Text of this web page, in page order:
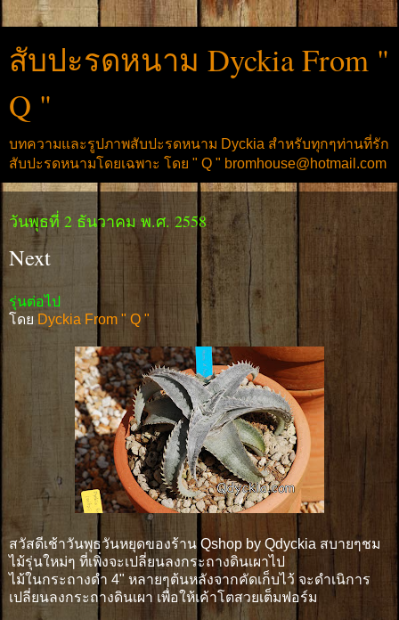
สับปะรดหนาม Dyckia From "
Q "
บทความและรูปภาพสับปะรดหนาม Dyckia สำหรับทุกๆท่านที่รัก
สับปะรดหนามโดยเฉพาะ โดย " Q " bromhouse@hotmail.com
วันพุธที่ 2 ธันวาคม พ.ศ. 2558
Next
รุ่นต่อไป
โดย Dyckia From " Q "
สวัสดีเช้าวันพุธวันหยุดของร้าน Qshop by Qdyckia สบายๆชม
ไม้รุ่นใหม่ๆ ที่เพิ่งจะเปลี่ยนลงกระถางดินเผาไป
ไม้ในกระถางดำ 4" หลายๆต้นหลังจากคัดเก็บไว้ จะดำเนิการ
เปลี่ยนลงกระถางดินเผา เพื่อให้เค้าโตสวยเต็มฟอร์ม